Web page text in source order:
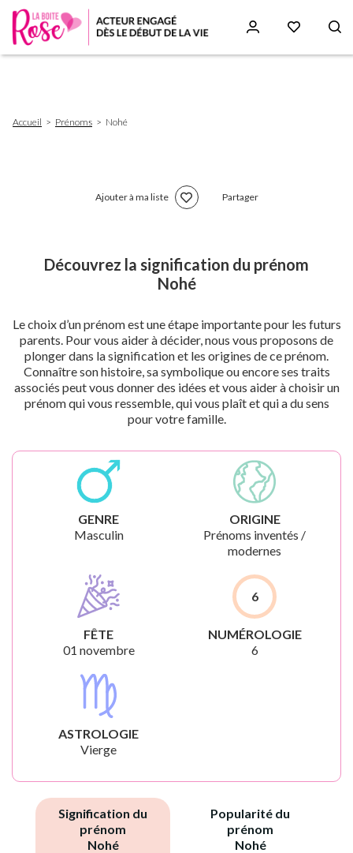
d'Ariane
Accueil Prénoms Nohé
Ajouter à ma liste Partager
Découvrez la signification du prénom
Nohé
Le choix d’un prénom est une étape importante pour les futurs
parents. Pour vous aider à décider, nous vous proposons de
plonger dans la signification et les origines de ce prénom.
Connaître son histoire, sa symbolique ou encore ses traits
associés peut vous donner des idées et vous aider à choisir un
prénom qui vous ressemble, qui vous plaît et qui a du sens
pour votre famille.
GENRE
Masculin
ORIGINE
Prénoms inventés /
modernes
FÊTE
01 novembre
6
NUMÉROLOGIE
6
ASTROLOGIE
Vierge
Signification du
prénom
Nohé
Popularité du
prénom
Nohé